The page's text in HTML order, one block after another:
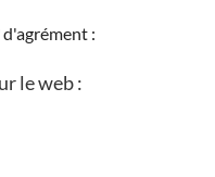
:
le web :